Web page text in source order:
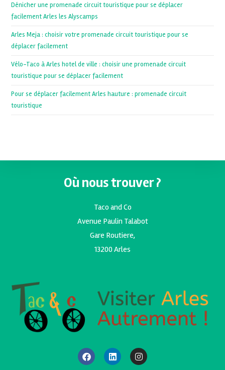
Dénicher une promenade circuit touristique pour se déplacer
facilement Arles les Alyscamps
Arles Meja : choisir votre promenade circuit touristique pour se
déplacer facilement
Vélo-Taco à Arles hotel de ville : choisir une promenade circuit
touristique pour se déplacer facilement
Pour se déplacer facilement Arles hauture : promenade circuit
touristique
Où nous trouver ?
Taco and Co
Avenue Paulin Talabot
Gare Routiere,
13200 Arles